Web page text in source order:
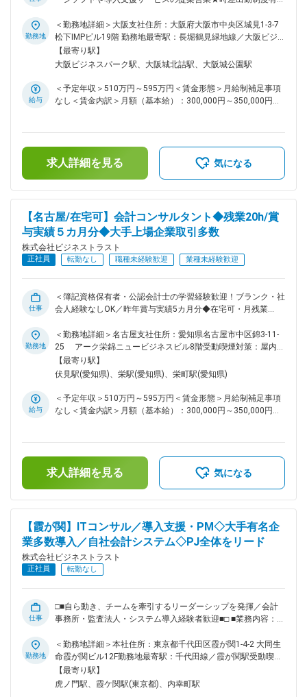
ジソフトの提供などを始め、会計・経理を中心とした業務のト
ータルソリューションを提供しています。高度な会計知識とIT
技術を活用し、企業の経営戦略や情報開示を支援しています。
■業務内容 会計システムや人事労務系システムなどのバックオ
ッケージソフトを提案します。 ◇自社製会計システム
「BTrex」の販売・導入提案 ◇他社製パッケージソフト（会
の導入時に、当社は会計分野に強みを活かし、データ移行・運
用設計・操作指導などの導入支援サービスを提案します。 ■入
社後の流れ 上司の商談に同行し、どのようにヒアリングしど
んな提案をしているかを実際に見ながら習得していきます。
んどん学びを得られる環境です。 ■特徴 ・提案先は自社開発
システム『BTrex』を導入済みの企業がメインです。受注まで
のリードタイムは数か月～1年程度となるため深耕営業となり
ます。 ・経理や人事などの管理部門向けのシステム提案のた
め、製品の機能についての知識を身に着ける必要があります。
ITや会計知識がなくても販売後の導入は別部署が対応するため
加えて、公認会計士が多数在籍していることや、システム開発
部門・導入専門の部門など社内に持つことで、豊富なノウハウ
た包括的な提案が可能です。 【尽きないニーズ】 会計・経理
業務はインボイス制度をはじめとする法改正への対応やDXの
普及にともない、システム提案の機会は尽きることがありませ
ん。特に、パッケージソフトの導入支援サービスは、日本全国
から引き合いをいただいている状況です。 変更の範囲：会社
の定める業務
勤務地
＜勤務地詳細＞大阪支社住所：大阪府大阪市中央区城見1-3-7
松下IMPビル19階 勤務地最寄駅：長堀鶴見緑地線／大阪ビジ
ネスパーク駅受動喫煙対策：屋内全面禁煙変更の範囲：会社の
定める事業所
【最寄り駅】
大阪ビジネスパーク駅、大阪城北詰駅、大阪城公園駅
給与
＜予定年収＞510万円～595万円＜賃金形態＞月給制補足事項
なし＜賃金内訳＞月額（基本給）：300,000円～350,000円＜
の金額であり、選考を通じて上下する可能性があります。月給
(月額)は固定手当を含めた表記です。
求人詳細を見る 気になる
【名古屋/在宅可】会計コンサルタント◆残業20h/賞
与実績５カ月分◆大手上場企業取引多数
株式会社ビジネストラスト
正社員 転勤なし 職種未経験歓迎 業種未経験歓迎
仕事
＜簿記資格保有者・公認会計士の学習経験歓迎！ブランク・社
会人経験なしOK／昨年賞与実績5カ月分◆在宅可・月残業
「BTrex」を用いて、大手有名企業の会計・経理業務などに対
して抱える課題をヒアリングし業務標準化や効率化に向けて提
案します。企業毎に異なる経営課題に合わせてシステムの設計
ができるため、複雑な情報開示を前提とした連結会計や有価証
わせはオンラインでの実施がメインです。 ■業務詳細： 1. シ
ステム導入・運用支援 ・連結会計／有価証券管理／単体財務
アウトソーシング（BPO） ・月次／四半期／年次の連結財務
諸表作成（J-GAAP／IFRS） ・連結仕訳、未実現消去、為替換
算、税効果計算など実務オペレーション ・注記情報作成 ・決
算早期化、業務プロセス改善の提案・実行 3.各種コンサルタ
計、金融商品評価など ■決算早期化：30日開示を実現する業務
フロー策定や決算作業支援など ■グループ経営管理：手作業脱
却やBIシステム連携など ■自社開発の会計システム「BTrex」
連結会計や有価証券管理等の業務をサポートするシステムで
す。製品開発には公認会計士を含むメンバーが携わり、高い実
用性があります。 ■入社後の流れ： ◇研修について 入社後は
環境で実施します。初めは先輩社員の業務を手伝いながら、自
社システムの仕様や会計知識などを少しずつ覚えていきます。
だきます。習熟度に応じて少しずつお任せしていきますが、原
則先輩社員がフォローするため、一人で対応をお願いすること
はありません。 ■働き方について： プロジェクト単位で動い
ており、数人から10数人のチームを編成しています。また、
期間も数カ月から数年のものがございます。 変更の範囲：本
勤務地
＜勤務地詳細＞名古屋支社住所：愛知県名古屋市中区錦3-11-
25 アーク栄錦ニュービジネスビル8階受動喫煙対策：屋内全
面禁煙変更の範囲：会社の定める事業所
【最寄り駅】
伏見駅(愛知県)、栄駅(愛知県)、栄町駅(愛知県)
給与
＜予定年収＞510万円～595万円＜賃金形態＞月給制補足事項
なし＜賃金内訳＞月額（基本給）：300,000円～350,000円＜
を通じて上下する可能性があります。月給(月額)は固定手当を
含めた表記です。
求人詳細を見る 気になる
【霞が関】ITコンサル／導入支援・PM◇大手有名企
業多数導入／自社会計システム◇PJ全体をリード
株式会社ビジネストラスト
正社員 転勤なし
仕事
□■自ら動き、チームを牽引するリーダーシップを発揮／会計
事務所・監査法人・システム導入経験者歓迎■□ ■業務内容：
ント 中堅から大手企業へBTrex（ビー・ティー・レックス）シ
リーズの導入コンサルティングを行います。プロジェクトの主
要メンバーとして、要件確認・マスタ構築・データ移行・操作
指導を一貫して行います。2年目以降はプロジェクトマネージ
勤務地
＜勤務地詳細＞本社住所：東京都千代田区霞が関1-4-2 大同生
命霞が関ビル12F勤務地最寄駅：千代田線／霞が関駅受動喫煙
対策：屋内喫煙可能場所あり
【最寄り駅】
虎ノ門駅、霞ケ関駅(東京都)、内幸町駅